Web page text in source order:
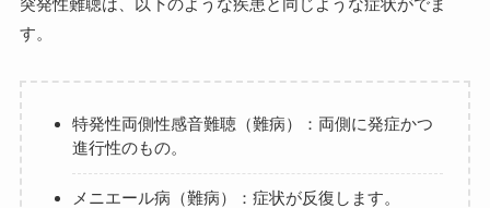
突発性難聴は、以下のような疾患と同じような症状がでま
す。
特発性両側性感音難聴（難病）：両側に発症かつ
進行性のもの。
メニエール病（難病）：症状が反復します。